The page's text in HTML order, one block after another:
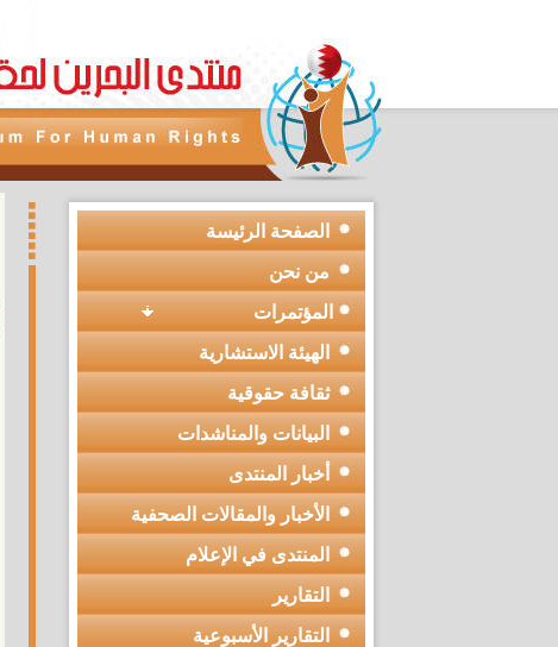
الصفحة الرئيسة
من نحن
المؤتمرات
الهيئة الاستشارية
ثقافة حقوقية
البيانات والمناشدات
أخبار المنتدى
الأخبار والمقالات الصحفية
المنتدى في الإعلام
التقارير
التقارير الأسبوعية